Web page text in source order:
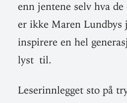
enn jentene selv hva
er ikke Maren Lundbys
inspirere en hel
lyst til.
Leser­inn­legget sto på